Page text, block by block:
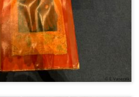
© E. Vanecek